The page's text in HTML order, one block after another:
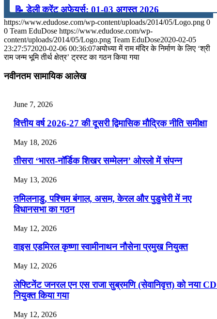
📝 डेली करेंट अफेयर्स: 01-03 अगस्त 2026
July 31, 2026
📝 डेली करेंट अफेयर्स: 28-31 जुलाई 2026
July 25, 2026
📝 डेली करेंट अफेयर्स: 22-24 जुलाई 2026
July 22, 2026
📝 डेली करेंट अफेयर्स: 19-21 जुलाई 2026
July 19, 2026
📝 डेली करेंट अफेयर्स: 16-18 जुलाई 2026
https://www.edudose.com/wp-content/uploads/2014/05/Logo.png 0
0 Team EduDose https://www.edudose.com/wp-
content/uploads/2014/05/Logo.png Team EduDose2020-02-05
23:27:572020-02-06 00:36:07अयोध्‍या में राम मंदिर के निर्माण के लिए ‘श्री
राम जन्‍म भूमि तीर्थ क्षेत्र’ ट्रस्‍ट का गठन किया गया
नवीनतम सामायिक आलेख
June 7, 2026
वित्तीय वर्ष 2026-27 की दूसरी द्विमासिक मौद्रिक नीति समीक्षा
May 18, 2026
तीसरा ‘भारत-नॉर्डिक शिखर सम्मेलन’ ओस्लो में संपन्न
May 13, 2026
तमिलनाडु, पश्चिम बंगाल, असम, केरल और पुडुचेरी में नए
विधानसभा का गठन
May 12, 2026
वाइस एडमिरल कृष्णा स्वामीनाथन नौसेना प्रमुख नियुक्त
May 12, 2026
लेफ्टिनेंट जनरल एन एस राजा सुब्रमणि (सेवानिवृत्त) को नया
नियुक्त किया गया
May 12, 2026